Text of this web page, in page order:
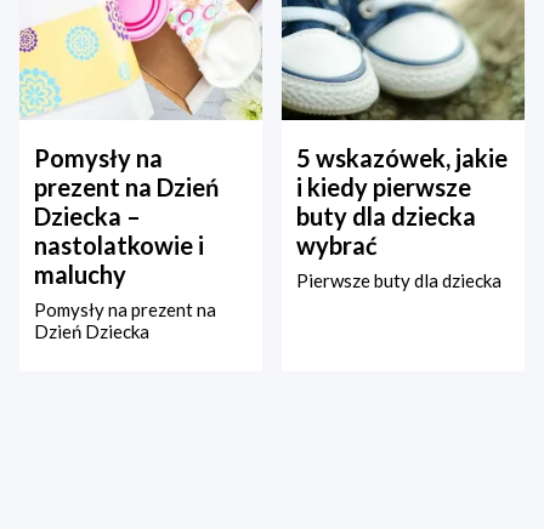
Pomysły na
prezent na Dzień
Dziecka –
nastolatkowie i
maluchy
Pomysły na prezent na
Dzień Dziecka
5 wskazówek, jakie
i kiedy pierwsze
buty dla dziecka
wybrać
Pierwsze buty dla dziecka